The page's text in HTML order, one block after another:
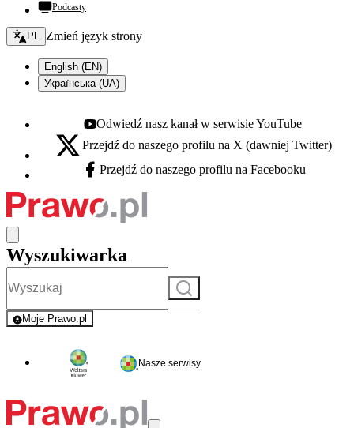
Podcasty
Zmień język - bieżący:
PL Zmień język strony
English (EN)
Українська (UA)
Youtube - otwiera się w nowej karcie
Odwiedź nasz kanał w serwisie YouTube
X - otwiera się w nowej karcie
Przejdź do naszego profilu na X (dawniej Twitter)
Facebook - otwiera się w nowej karcie
Przejdź do naszego profilu na Facebooku
Wyszukiwarka
Szukaj
Moje Prawo.pl
- rejestracja i logowanie do serwisu
Nasze serwisy